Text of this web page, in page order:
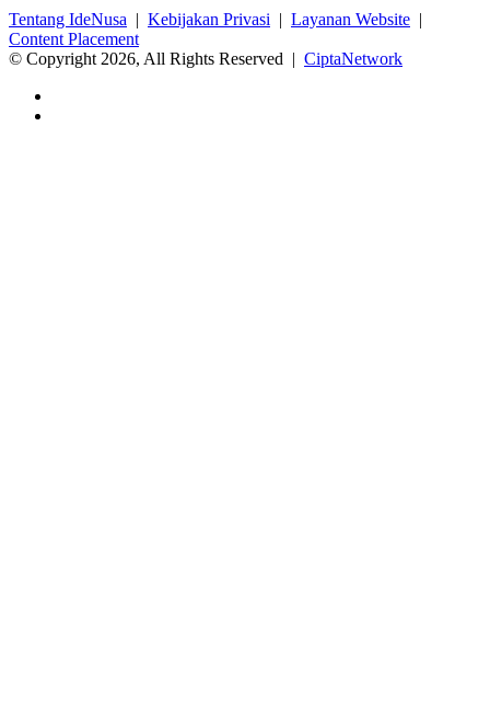
Tentang IdeNusa | Kebijakan Privasi | Layanan Website |
Content Placement
© Copyright 2026, All Rights Reserved | CiptaNetwork